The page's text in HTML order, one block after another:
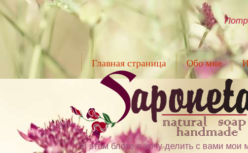
Главная страница Обо мне
В этом блоге я хочу делить с вами